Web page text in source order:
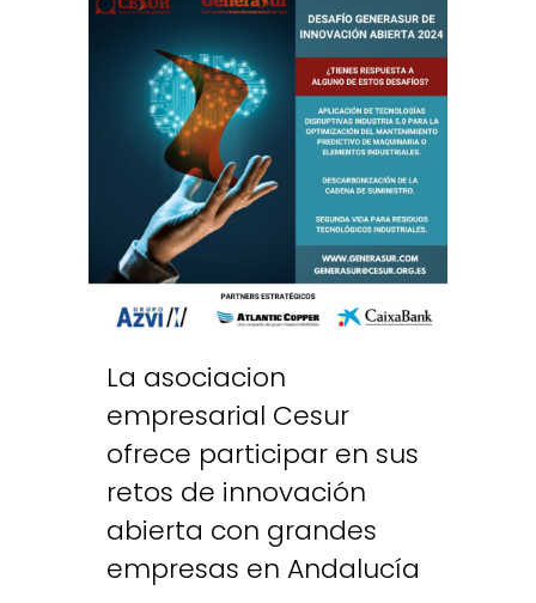
La asociacion
empresarial Cesur
ofrece participar en sus
retos de innovación
abierta con grandes
empresas en Andalucía